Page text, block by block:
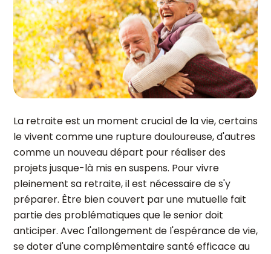
La retraite est un moment crucial de la vie, certains
le vivent comme une rupture douloureuse, d'autres
comme un nouveau départ pour réaliser des
projets jusque-là mis en suspens. Pour vivre
pleinement sa retraite, il est nécessaire de s'y
préparer. Être bien couvert par une mutuelle fait
partie des problématiques que le senior doit
anticiper. Avec l'allongement de l'espérance de vie,
se doter d'une complémentaire santé efficace au